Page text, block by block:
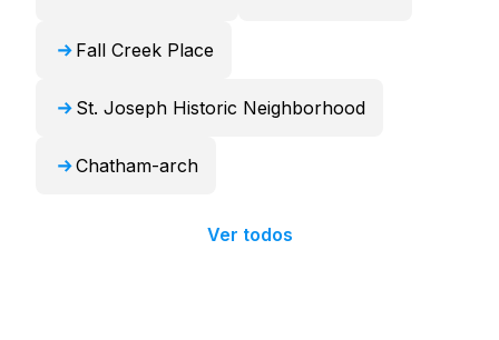
Fall Creek Place
St. Joseph Historic Neighborhood
Chatham-arch
Ver todos